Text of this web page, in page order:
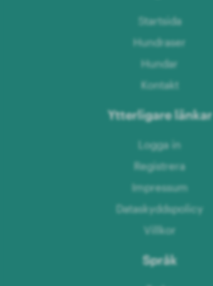
Startsida
Hundraser
Hundar
Kontakt
Ytterligare länkar
Logga in
Registrera
Impressum
Dataskyddspolicy
Villkor
Språk